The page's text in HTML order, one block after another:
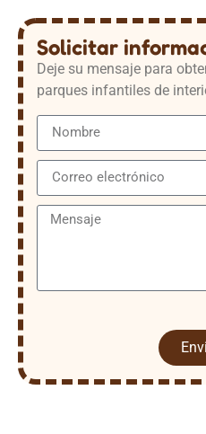
Solicitar
Deje su mensaje para
parques infantiles de